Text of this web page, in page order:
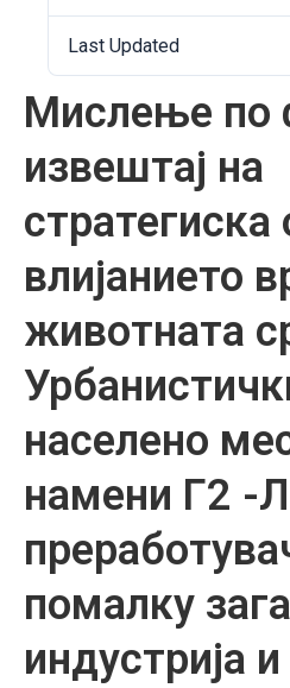
Last Updated
Мислење по
извештај на
стратегиска
влијанието
животната
населено
намени Г2 -
помалку
индустрија